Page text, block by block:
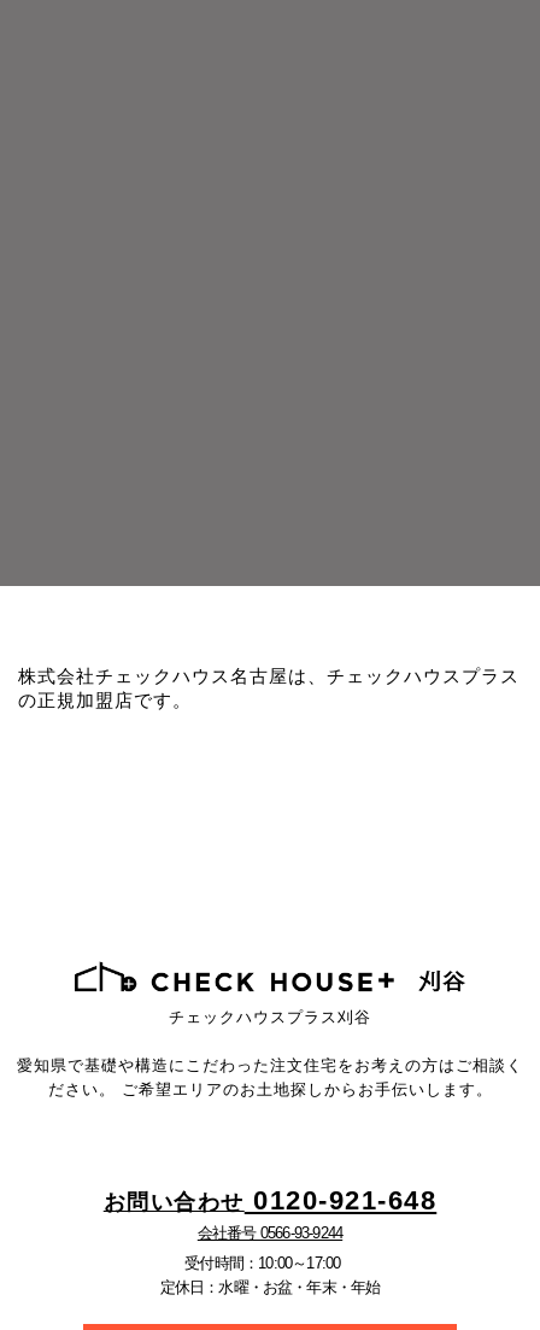
株式会社チェックハウス名古屋は、チェックハウスプラス
の正規加盟店です。
チェックハウスプラス刈谷
愛知県で基礎や構造にこだわった注文住宅を お考えの方はご相談く
ださい。
ご希望エリアのお土地探しからお手伝いします。
お問い合わせ 0120-921-648
会社番号 0566-93-9244
受付時間：10:00～17:00
定休日：水曜・お盆・年末・年始